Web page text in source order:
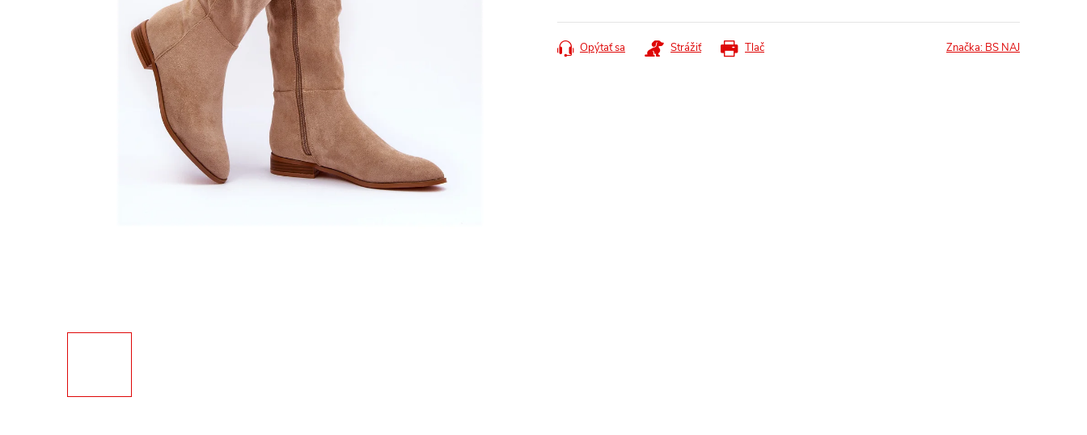
cena:
Tlač
Opýtať sa Strážiť Značka: BS NAJ